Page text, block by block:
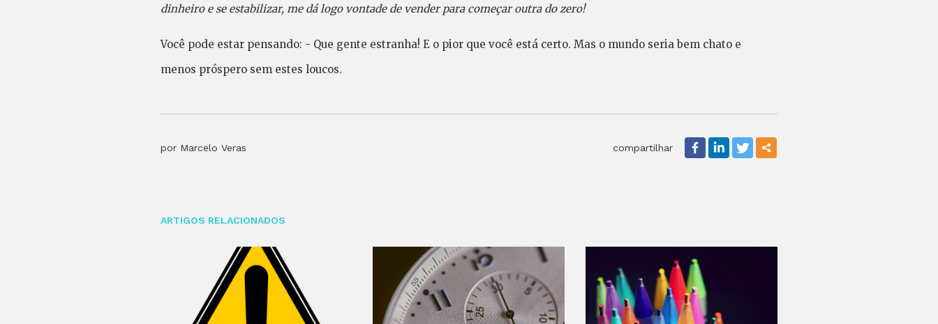
dinheiro e se estabilizar, me dá logo vontade de vender para começar outra do zero!
Você pode estar pensando: - Que gente estranha! E o pior que você está certo. Mas o mundo seria bem chato e
menos próspero sem estes loucos.
por Marcelo Veras compartilhar
ARTIGOS RELACIONADOS